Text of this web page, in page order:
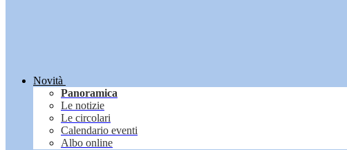
Novità
Panoramica
Le notizie
Le circolari
Calendario eventi
Albo online